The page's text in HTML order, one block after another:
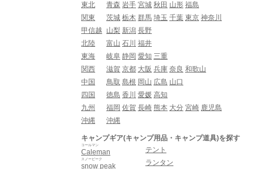
東北
青森 岩手 宮城 秋田 山形 福島
関東
茨城 栃木 群馬 埼玉 千葉 東京 神奈川
甲信越
山梨 新潟 長野
北陸
富山 石川 福井
東海
岐阜 静岡 愛知 三重
関西
滋賀 京都 大阪 兵庫 奈良 和歌山
中国
鳥取 島根 岡山 広島 山口
四国
徳島 香川 愛媛 高知
九州
福岡 佐賀 長崎 熊本 大分 宮崎 鹿児島
沖縄
沖縄
キャンプギア(キャンプ用品・キャンプ道具)を探す
Caleman
コールマン
snow peak
スノーピーク
テント
ランタン